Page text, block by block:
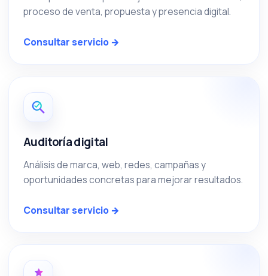
proceso de venta, propuesta y presencia digital.
Consultar servicio →
Auditoría digital
Análisis de marca, web, redes, campañas y
oportunidades concretas para mejorar resultados.
Consultar servicio →